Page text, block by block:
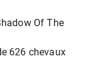
Of The
626 chevaux